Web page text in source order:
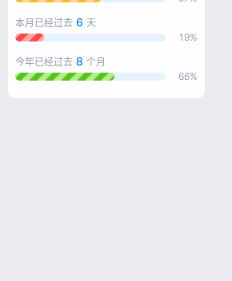
本月已经过去 6 天
19%
今年已经过去 8 个月
66%